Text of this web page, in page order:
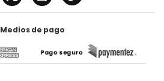
Medios de pago